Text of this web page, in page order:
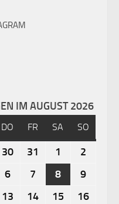
IM AUGUST 2026
DO FR SA SO
30 31 1
2
6 7 8
9
13 14 15
16